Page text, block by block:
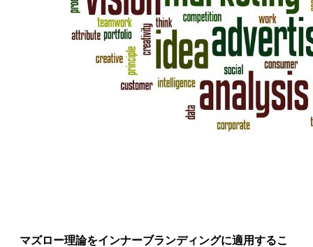
マズロー理論をインナーブランディングに適用するこ